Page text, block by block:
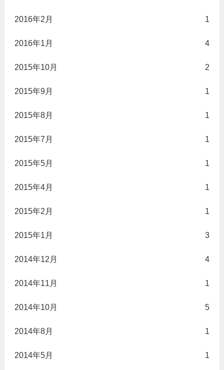
2016年2月 1
2016年1月 4
2015年10月 2
2015年9月 1
2015年8月 1
2015年7月 1
2015年5月 1
2015年4月 1
2015年2月 1
2015年1月 3
2014年12月 4
2014年11月 1
2014年10月 5
2014年8月 1
2014年5月 1